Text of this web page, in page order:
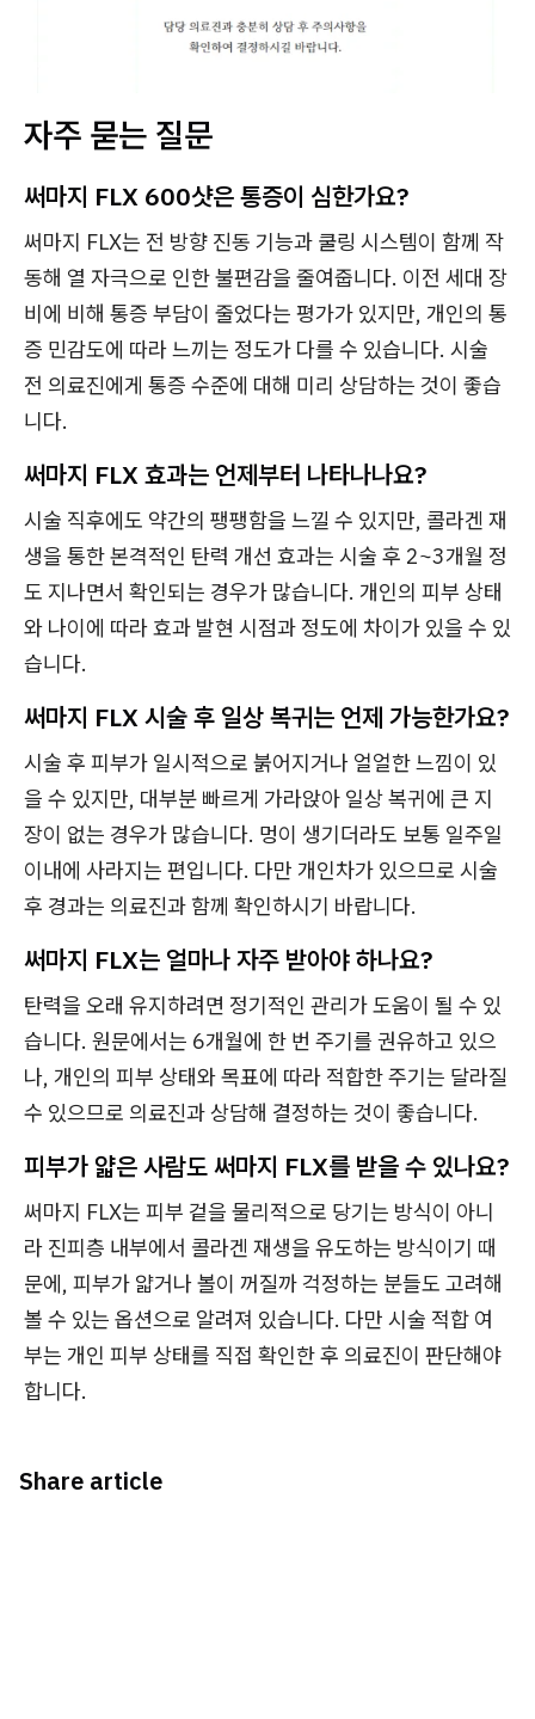
자주 묻는 질문
써마지 FLX 600샷은 통증이 심한가요?
써마지 FLX는 전 방향 진동 기능과 쿨링 시스템이 함께 작
동해 열 자극으로 인한 불편감을 줄여줍니다. 이전 세대 장
비에 비해 통증 부담이 줄었다는 평가가 있지만, 개인의 통
증 민감도에 따라 느끼는 정도가 다를 수 있습니다. 시술
전 의료진에게 통증 수준에 대해 미리 상담하는 것이 좋습
니다.
써마지 FLX 효과는 언제부터 나타나나요?
시술 직후에도 약간의 팽팽함을 느낄 수 있지만, 콜라겐 재
생을 통한 본격적인 탄력 개선 효과는 시술 후 2~3개월 정
도 지나면서 확인되는 경우가 많습니다. 개인의 피부 상태
와 나이에 따라 효과 발현 시점과 정도에 차이가 있을 수 있
습니다.
써마지 FLX 시술 후 일상 복귀는 언제 가능한가요?
시술 후 피부가 일시적으로 붉어지거나 얼얼한 느낌이 있
을 수 있지만, 대부분 빠르게 가라앉아 일상 복귀에 큰 지
장이 없는 경우가 많습니다. 멍이 생기더라도 보통 일주일
이내에 사라지는 편입니다. 다만 개인차가 있으므로 시술
후 경과는 의료진과 함께 확인하시기 바랍니다.
써마지 FLX는 얼마나 자주 받아야 하나요?
탄력을 오래 유지하려면 정기적인 관리가 도움이 될 수 있
습니다. 원문에서는 6개월에 한 번 주기를 권유하고 있으
나, 개인의 피부 상태와 목표에 따라 적합한 주기는 달라질
수 있으므로 의료진과 상담해 결정하는 것이 좋습니다.
피부가 얇은 사람도 써마지 FLX를 받을 수 있나요?
써마지 FLX는 피부 겉을 물리적으로 당기는 방식이 아니
라 진피층 내부에서 콜라겐 재생을 유도하는 방식이기 때
문에, 피부가 얇거나 볼이 꺼질까 걱정하는 분들도 고려해
볼 수 있는 옵션으로 알려져 있습니다. 다만 시술 적합 여
부는 개인 피부 상태를 직접 확인한 후 의료진이 판단해야
합니다.
Share article